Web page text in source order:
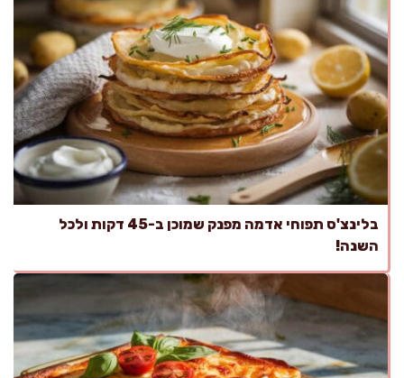
בלינצ'ס תפוחי אדמה מפנק שמוכן ב-45 דקות ולכל
השנה!